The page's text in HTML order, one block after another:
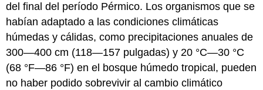
del final del período Pérmico. Los organismos que se
habían adaptado a las condiciones climáticas
húmedas y cálidas, como precipitaciones anuales de
300—400 cm (118—157 pulgadas) y 20 °C—30 °C
(68 °F—86 °F) en el bosque húmedo tropical, pueden
no haber podido sobrevivir al cambio climático